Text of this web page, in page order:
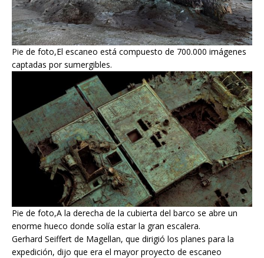
Pie de foto,El escaneo está compuesto de 700.000 imágenes
captadas por sumergibles.
Pie de foto,A la derecha de la cubierta del barco se abre un
enorme hueco donde solía estar la gran escalera.
Gerhard Seiffert de Magellan, que dirigió los planes para la
expedición, dijo que era el mayor proyecto de escaneo